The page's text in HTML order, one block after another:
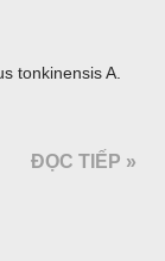
tonkinensis A.
ĐỌC TIẾP »